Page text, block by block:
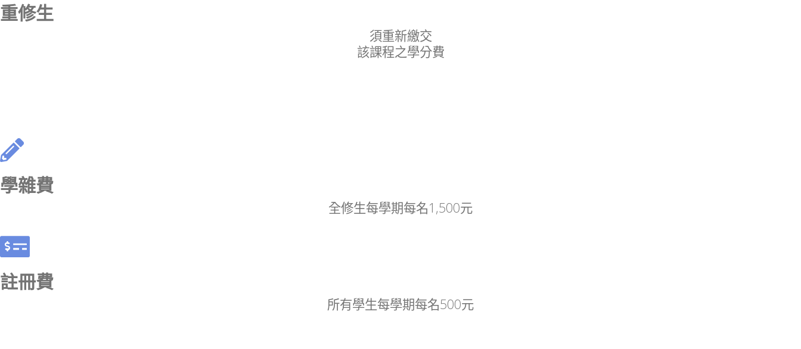
重修生
須重新繳交
該課程之學分費
學雜費
全修生每學期每名1,500元
註冊費
所有學生每學期每名500元